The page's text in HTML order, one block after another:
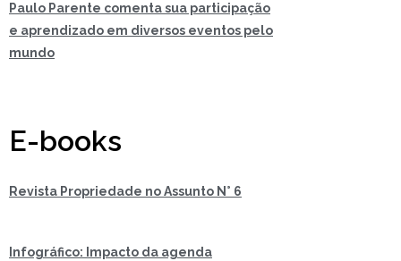
Paulo Parente comenta sua participação
e aprendizado em diversos eventos pelo
mundo
E-books
Revista Propriedade no Assunto N° 6
Infográfico: Impacto da agenda